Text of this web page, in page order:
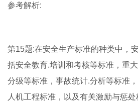
参考解析:
第15题:在安全生产标准的种类中，
括安全教育.培训和考核等标准，重
分级等标准，事故统计.分析等标准
人机工程标准，以及有关激励与惩处